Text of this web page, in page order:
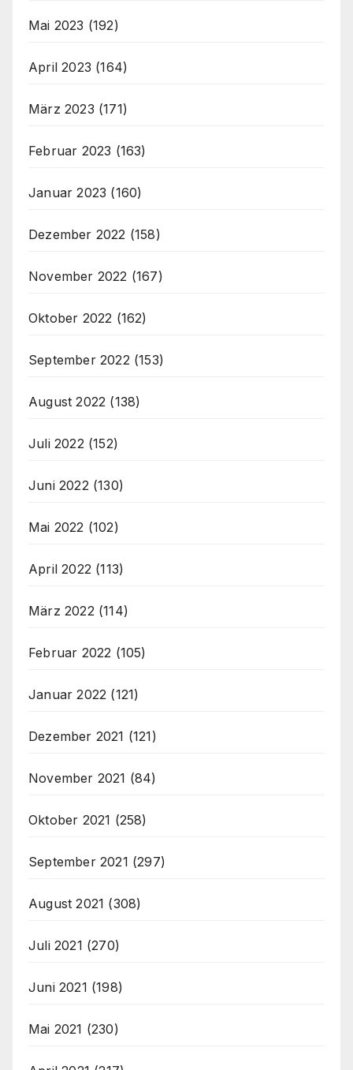
Mai 2023 (192)
April 2023 (164)
März 2023 (171)
Februar 2023 (163)
Januar 2023 (160)
Dezember 2022 (158)
November 2022 (167)
Oktober 2022 (162)
September 2022 (153)
August 2022 (138)
Juli 2022 (152)
Juni 2022 (130)
Mai 2022 (102)
April 2022 (113)
März 2022 (114)
Februar 2022 (105)
Januar 2022 (121)
Dezember 2021 (121)
November 2021 (84)
Oktober 2021 (258)
September 2021 (297)
August 2021 (308)
Juli 2021 (270)
Juni 2021 (198)
Mai 2021 (230)